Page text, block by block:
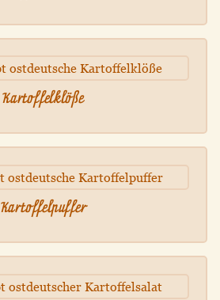
Kartoffelklöße
Kartoffelpuffer